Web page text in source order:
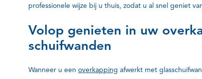
professionele wijze bij u thuis, zodat u al snel geniet
Volop genieten in uw
schuifwanden
Wanneer u een overkapping afwerkt met